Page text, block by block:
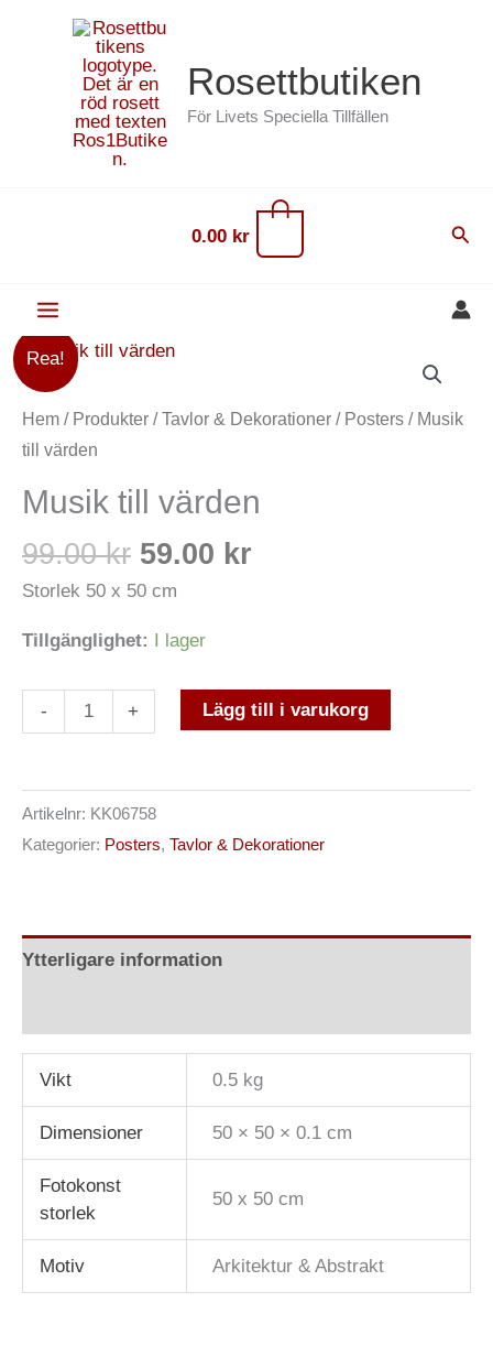
Rosettbutiken
För Livets Speciella Tillfällen
0.00 kr Sök
Rea!
Hem / Produkter /Tavlor & Dekorationer / Posters / Musik
till värden
Musik till värden
99.00kr
Det
priset
59.00 kr
priset
Storlek 50 x 50 cm
Tillgänglighet: I lager
-
Musik
till
värden
mängd
+ Lägg till i varukorg
Artikelnr: KK06758
Kategorier: Posters, Tavlor & Dekorationer
Ytterligare information
Vikt 0.5 kg
Dimensioner 50 × 50 × 0.1 cm
Fotokonst
storlek
50 x 50 cm
Motiv Arkitektur & Abstrakt